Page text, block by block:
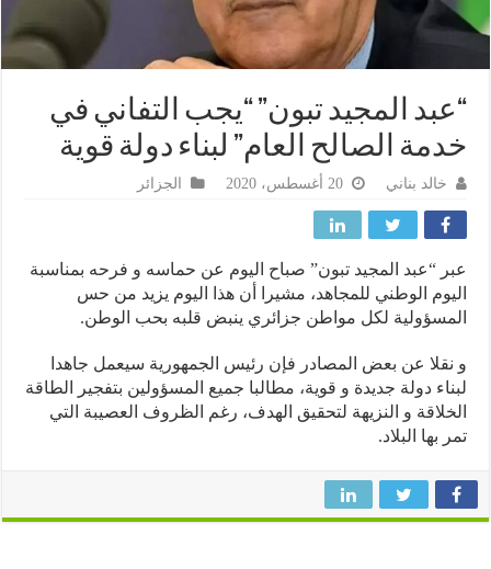
المجيد تبون” “يجب التفاني في
الصالح العام” لبناء دولة قوية
خالد بناني الجزائر
“عبد المجيد تبون” صباح اليوم عن حماسه و فرحه بمناسبة
الوطني للمجاهد، مشيرا أن هذا اليوم يزيد من حس
لكل مواطن جزائري ينبض قلبه بحب الوطن.
عن بعض المصادر فإن رئيس الجمهورية سيعمل جاهدا
دولة جديدة و قوية، مطالبا جميع المسؤولين بتفجير الطاقة
و النزيهة لتحقيق الهدف، رغم الظروف العصيبة التي
بها البلاد.